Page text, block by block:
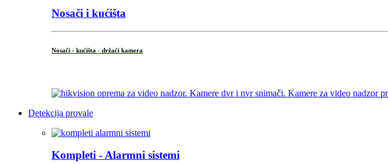
Nosači i kućišta
Nosači - kućišta - držači kamera
Detekcija provale
Kompleti - Alarmni sistemi